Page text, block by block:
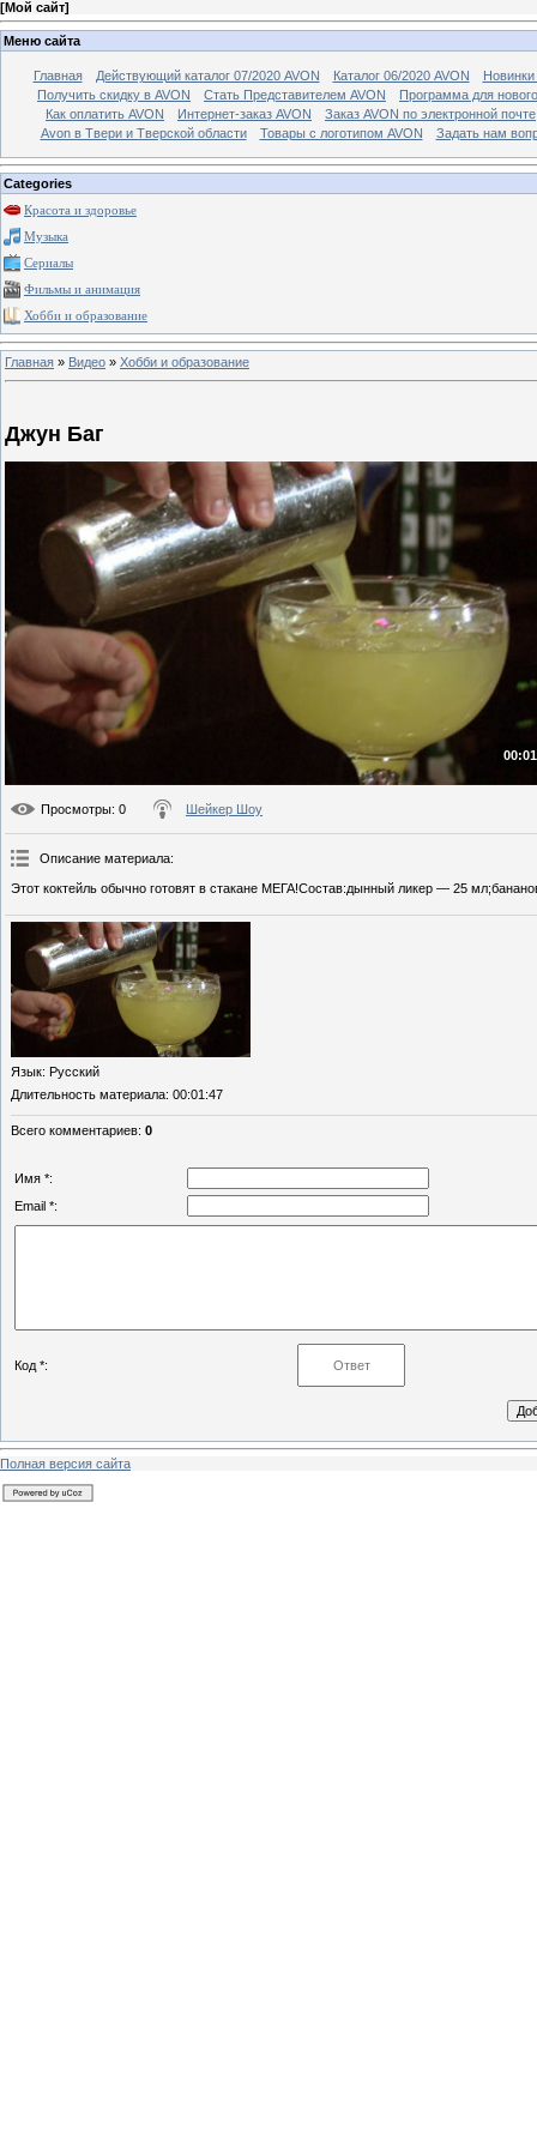
[Мой сайт]
Меню сайта
Главная Действующий каталог 07/2020 AVON Каталог 06/2020 AVON
Новинки
Получить скидку в AVON
Стать Представителем AVON
Программа для
Как оплатить AVON
Интернет-заказ AVON
Заказ AVON по электронной почте
Avon в Твери и Тверской области
Товары с логотипом AVON Задать нам
Categories
Красота и здоровье
Музыка
Сериалы
Фильмы и анимация
Хобби и образование
Главная » Видео » Хобби и образование
Джун Баг
Просмотры: 0 Шейкер Шоу
Описание материала:
Этот коктейль обычно готовят в стакане МЕГА!Состав:дынный ликер — 25
Язык: Русский
Длительность материала: 00:01:47
Всего комментариев: 0
Имя *:
Email *:
Код *:
Полная версия сайта